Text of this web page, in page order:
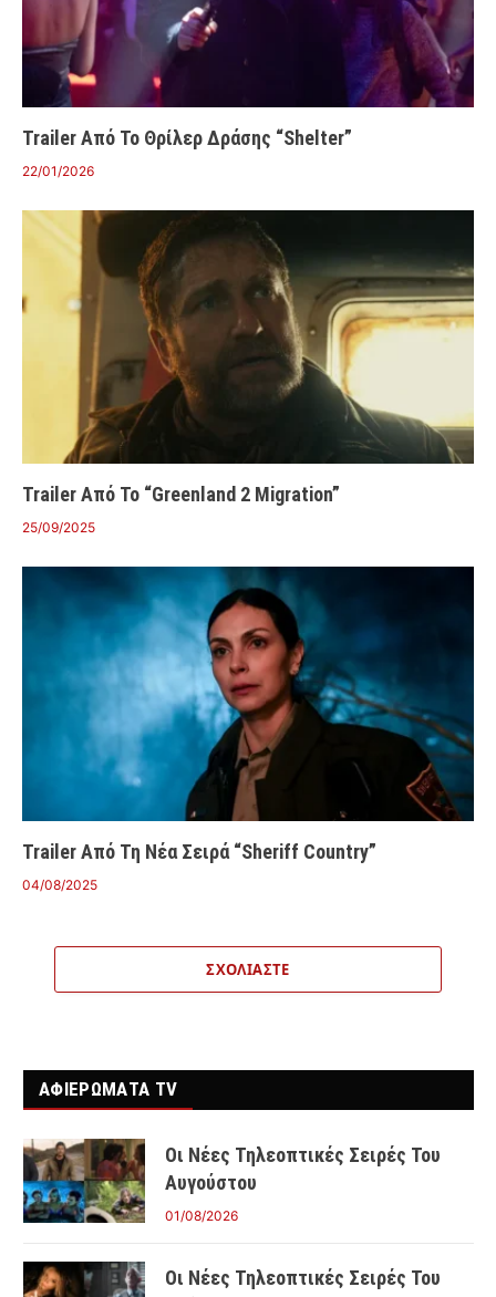
Trailer Από Το Θρίλερ Δράσης “Shelter”
22/01/2026
Trailer Από Το “Greenland 2 Migration”
25/09/2025
Trailer Από Τη Νέα Σειρά “Sheriff Country”
04/08/2025
ΣΧΟΛΙΆΣΤΕ
ΑΦΙΕΡΩΜΑΤΑ TV
Οι Νέες Τηλεοπτικές Σειρές Του
Αυγούστου
01/08/2026
Οι Νέες Τηλεοπτικές Σειρές Του